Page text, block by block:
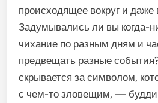
происходящее вокруг и даже
Задумывались ли вы когда-
чихание по разным дням и
предвещать разные
скрывается за символом,
с чем-то зловещим, —